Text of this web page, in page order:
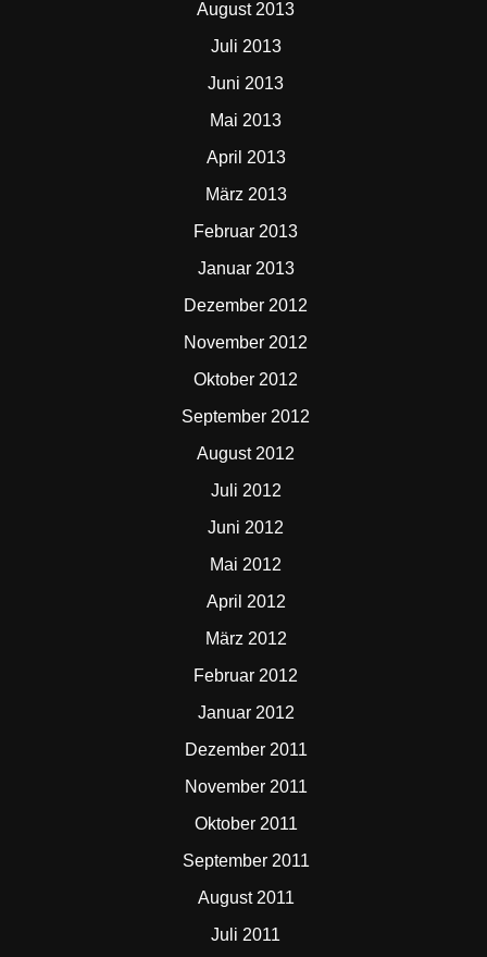
August 2013
Juli 2013
Juni 2013
Mai 2013
April 2013
März 2013
Februar 2013
Januar 2013
Dezember 2012
November 2012
Oktober 2012
September 2012
August 2012
Juli 2012
Juni 2012
Mai 2012
April 2012
März 2012
Februar 2012
Januar 2012
Dezember 2011
November 2011
Oktober 2011
September 2011
August 2011
Juli 2011